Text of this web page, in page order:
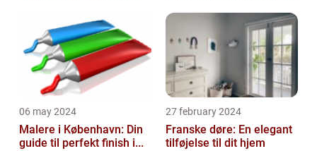
06 may 2024
Malere i København: Din
guide til perfekt finish i...
27 february 2024
Franske døre: En elegant
tilføjelse til dit hjem